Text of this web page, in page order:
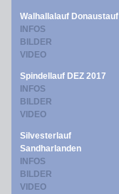
Walhallalauf Donaustauf
INFOS
BILDER
VIDEO
Spindellauf DEZ 2017
INFOS
BILDER
VIDEO
Silvesterlauf
Sandharlanden
INFOS
BILDER
VIDEO